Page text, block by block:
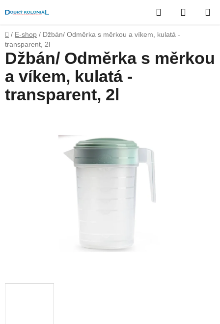
na
obsah
Hledat
KOŠÍK
Domů
/ E-shop / Džbán/ Odměrka s měrkou a víkem, kulatá -
transparent, 2l
Džbán/ Odměrka s měrkou
a víkem, kulatá -
transparent, 2l